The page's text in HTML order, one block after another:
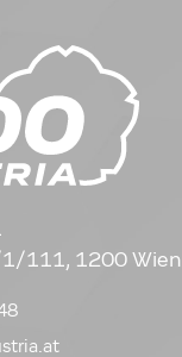
111, 1200 Wien